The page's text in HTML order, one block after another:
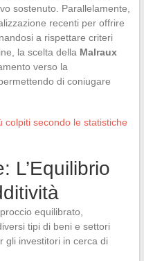
sostenuto. Parallelamente,
recenti per offrire
a rispettare criteri
la scelta della Malraux
verso la
di coniugare
colpiti secondo le statistiche
L’Equilibrio
equilibrato,
tipi di beni e settori
gli investitori in cerca di